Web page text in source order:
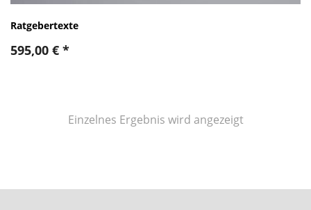
Ratgebertexte
595,00 € *
Einzelnes Ergebnis wird angezeigt